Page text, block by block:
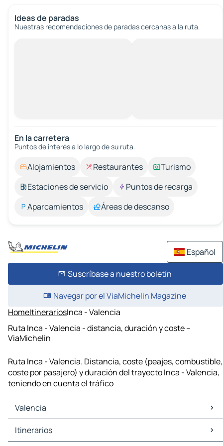
Ideas de paradas
Nuestras recomendaciones de paradas cercanas a la ruta.
En la carretera
Puntos de interés a lo largo de su ruta.
Alojamientos Restaurantes
Turismo
Estaciones de servicio
Puntos de recarga
Aparcamientos
Áreas de descanso
Español
Suscríbase a nuestro boletín
Navegar por el ViaMichelin Magazine
HomeItinerariosInca - Valencia
Ruta Inca - Valencia - distancia, duración y coste –
ViaMichelin
Ruta Inca - Valencia. Distancia, coste (peajes, combustible,
coste por pasajero) y duración del trayecto Inca - Valencia,
teniendo en cuenta el tráfico
Valencia
Valencia Mapas Planos
Valencia Trafico
Itinerarios